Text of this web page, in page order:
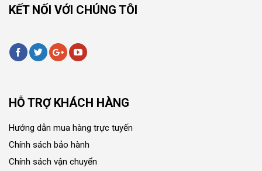
KẾT NỐI VỚI CHÚNG TÔI
HỖ TRỢ KHÁCH HÀNG
Hướng dẫn mua hàng trực tuyến
Chính sách bảo hành
Chính sách vận chuyển